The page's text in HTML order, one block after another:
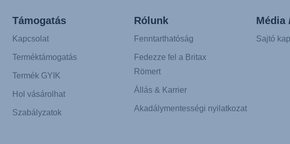
Támogatás
Kapcsolat
Terméktámogatás
Termék GYIK
Hol vásárolhat
Szabályzatok
Rólunk
Fenntarthatóság
Fedezze fel a Britax
Römert
Állás & Karrier
Akadálymentességi nyilatkozat
Média
Sajtó